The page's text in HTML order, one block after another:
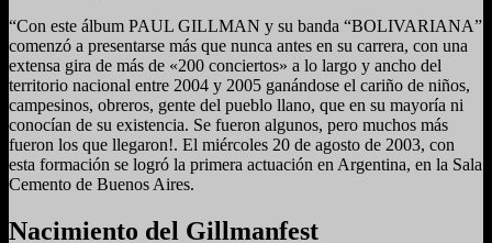
“Con este álbum PAUL GILLMAN y su banda “BOLIVARIANA”
comenzó a presentarse más que nunca antes en su carrera, con una
extensa gira de más de «200 conciertos» a lo largo y ancho del
territorio nacional entre 2004 y 2005 ganándose el cariño de niños,
campesinos, obreros, gente del pueblo llano, que en su mayoría ni
conocían de su existencia. Se fueron algunos, pero muchos más
fueron los que llegaron!. El miércoles 20 de agosto de 2003, con
esta formación se logró la primera actuación en Argentina, en la Sala
Cemento de Buenos Aires.
Nacimiento del Gillmanfest